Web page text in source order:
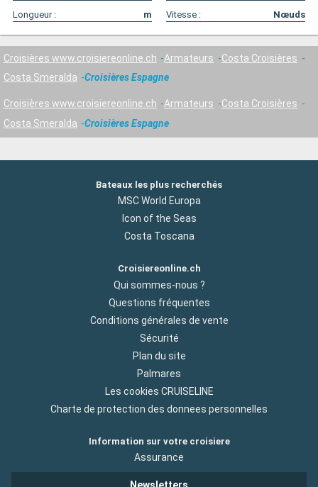
Longueur :
m Vitesse : Nœuds
Croisières www.croisiereonline.ch Armateurs
Costa Croisières
Costa Smeralda
Croisières Espagne
Croisières www.croisiereonline.ch Armateurs
Costa Croisières
Costa Smeralda
Croisières Espagne
Bateaux les plus recherchés
MSC World Europa
Icon of the Seas
Costa Toscana
Croisiereonline.ch
Qui sommes-nous ?
Questions fréquentes
Conditions générales de vente
Sécurité
Plan du site
Palmares
Les cookies CRUISELINE
Charte de protection des donnees personnelles
Information sur votre croisiere
Assurance
Newsletters